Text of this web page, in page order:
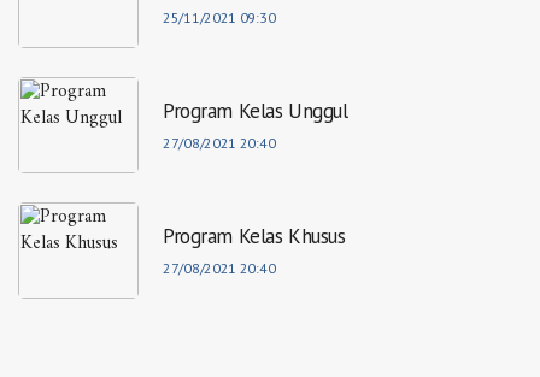
25/11/2021 09:30
Program Kelas Unggul
27/08/2021 20:40
Program Kelas Khusus
27/08/2021 20:40